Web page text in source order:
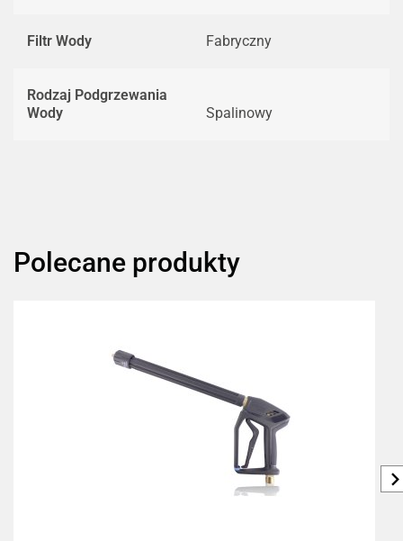
Filtr Wody Fabryczny
Rodzaj Podgrzewania
Wody
Spalinowy
Polecane produkty